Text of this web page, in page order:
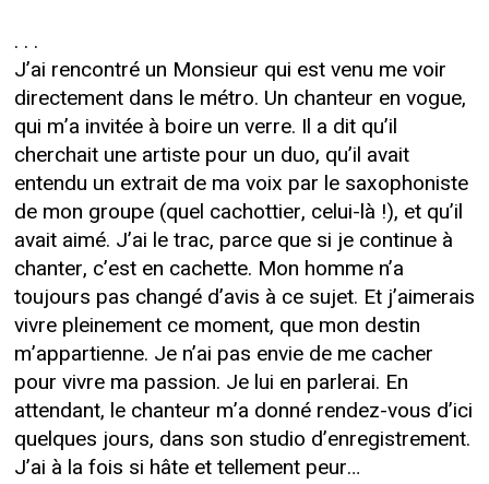
. . .
J’ai rencontré un Monsieur qui est venu me voir
directement dans le métro. Un chanteur en vogue,
qui m’a invitée à boire un verre. Il a dit qu’il
cherchait une artiste pour un duo, qu’il avait
entendu un extrait de ma voix par le saxophoniste
de mon groupe (quel cachottier, celui-là !), et qu’il
avait aimé. J’ai le trac, parce que si je continue à
chanter, c’est en cachette. Mon homme n’a
toujours pas changé d’avis à ce sujet. Et j’aimerais
vivre pleinement ce moment, que mon destin
m’appartienne. Je n’ai pas envie de me cacher
pour vivre ma passion. Je lui en parlerai. En
attendant, le chanteur m’a donné rendez-vous d’ici
quelques jours, dans son studio d’enregistrement.
J’ai à la fois si hâte et tellement peur…